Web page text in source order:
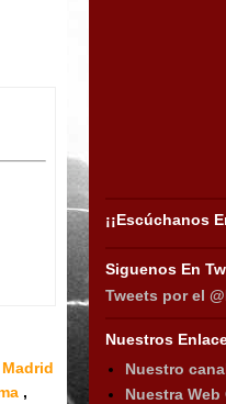
Madrid
,
¡¡Escúchanos
Siguenos En
Tweets por el
Nuestros
Nuestro
Nuestra Web